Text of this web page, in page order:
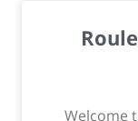
Welcome